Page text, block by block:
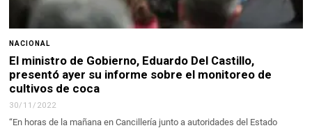
NACIONAL
El ministro de Gobierno, Eduardo Del Castillo,
presentó ayer su informe sobre el monitoreo de
cultivos de coca
30/11/2022
“En horas de la mañana en Cancillería junto a autoridades del Estado